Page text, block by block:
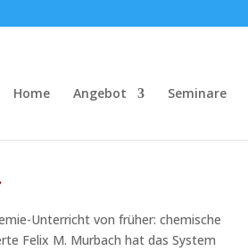
Home Angebot Seminare
Unterricht von früher: chemische
Felix M. Murbach hat das System